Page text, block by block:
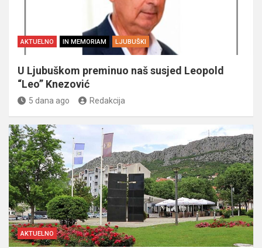
AKTUELNO IN MEMORIAM LJUBUŠKI
U Ljubuškom preminuo naš susjed Leopold
“Leo” Knezović
5 dana ago Redakcija
AKTUELNO